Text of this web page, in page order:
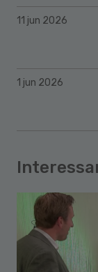
11 jun 2026
1 jun 2026